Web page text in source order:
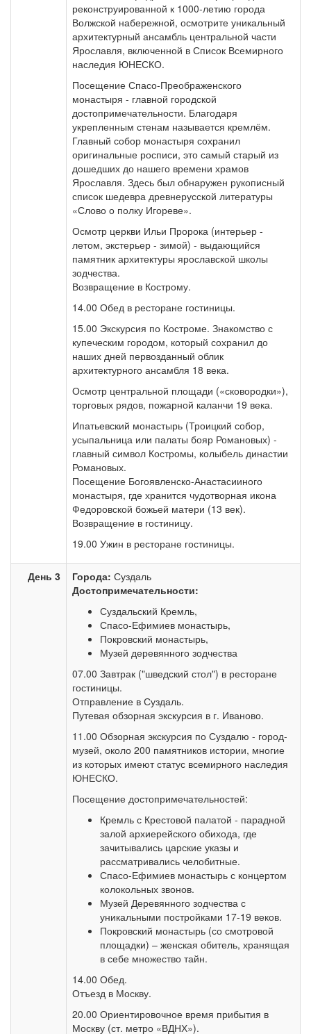
реконструированной к 1000-летию города
Волжской набережной, осмотрите уникальный
архитектурный ансамбль центральной части
Ярославля, включенной в Список Всемирного
наследия ЮНЕСКО.
Посещение Спасо-Преображенского
монастыря - главной городской
достопримечательности. Благодаря
укрепленным стенам называется кремлём.
Главный собор монастыря сохранил
оригинальные росписи, это самый старый из
дошедших до нашего времени храмов
Ярославля. Здесь был обнаружен рукописный
список шедевра древнерусской литературы
«Слово о полку Игореве».
Осмотр церкви Ильи Пророка (интерьер -
летом, экстерьер - зимой) - выдающийся
памятник архитектуры ярославской школы
зодчества.
Возвращение в Кострому.
14.00 Обед в ресторане гостиницы.
15.00 Экскурсия по Костроме. Знакомство с
купеческим городом, который сохранил до
наших дней первозданный облик
архитектурного ансамбля 18 века.
Осмотр центральной площади («сковородки»),
торговых рядов, пожарной каланчи 19 века.
Ипатьевский монастырь (Троицкий собор,
усыпальница или палаты бояр Романовых) -
главный символ Костромы, колыбель династии
Романовых.
Посещение Богоявленско-Анастасииного
монастыря, где хранится чудотворная икона
Федоровской божьей матери (13 век).
Возвращение в гостиницу.
19.00 Ужин в ресторане гостиницы.
День 3 Города: Суздаль
Достопримечательности:
Суздальский Кремль,
Спасо-Ефимиев монастырь,
Покровский монастырь,
Музей деревянного зодчества
07.00 Завтрак ("шведский стол") в ресторане
гостиницы.
Отправление в Суздаль.
Путевая обзорная экскурсия в г. Иваново.
11.00 Обзорная экскурсия по Суздалю - город-
музей, около 200 памятников истории, многие
из которых имеют статус всемирного наследия
ЮНЕСКО.
Посещение достопримечательностей:
Кремль с Крестовой палатой - парадной
залой архиерейского обихода, где
зачитывались царские указы и
рассматривались челобитные.
Спасо-Ефимиев монастырь с концертом
колокольных звонов.
Музей Деревянного зодчества с
уникальными постройками 17-19 веков.
Покровский монастырь (со смотровой
площадки) – женская обитель, хранящая
в себе множество тайн.
14.00 Обед.
Отъезд в Москву.
20.00 Ориентировочное время прибытия в
Москву (ст. метро «ВДНХ»).